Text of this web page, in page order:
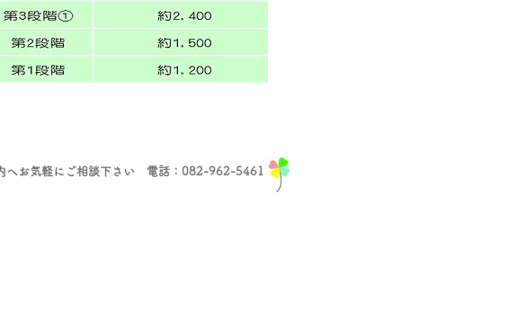
へお気軽にご相談下さい 電話：082-962-5461